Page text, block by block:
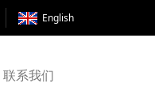
English
联系我们